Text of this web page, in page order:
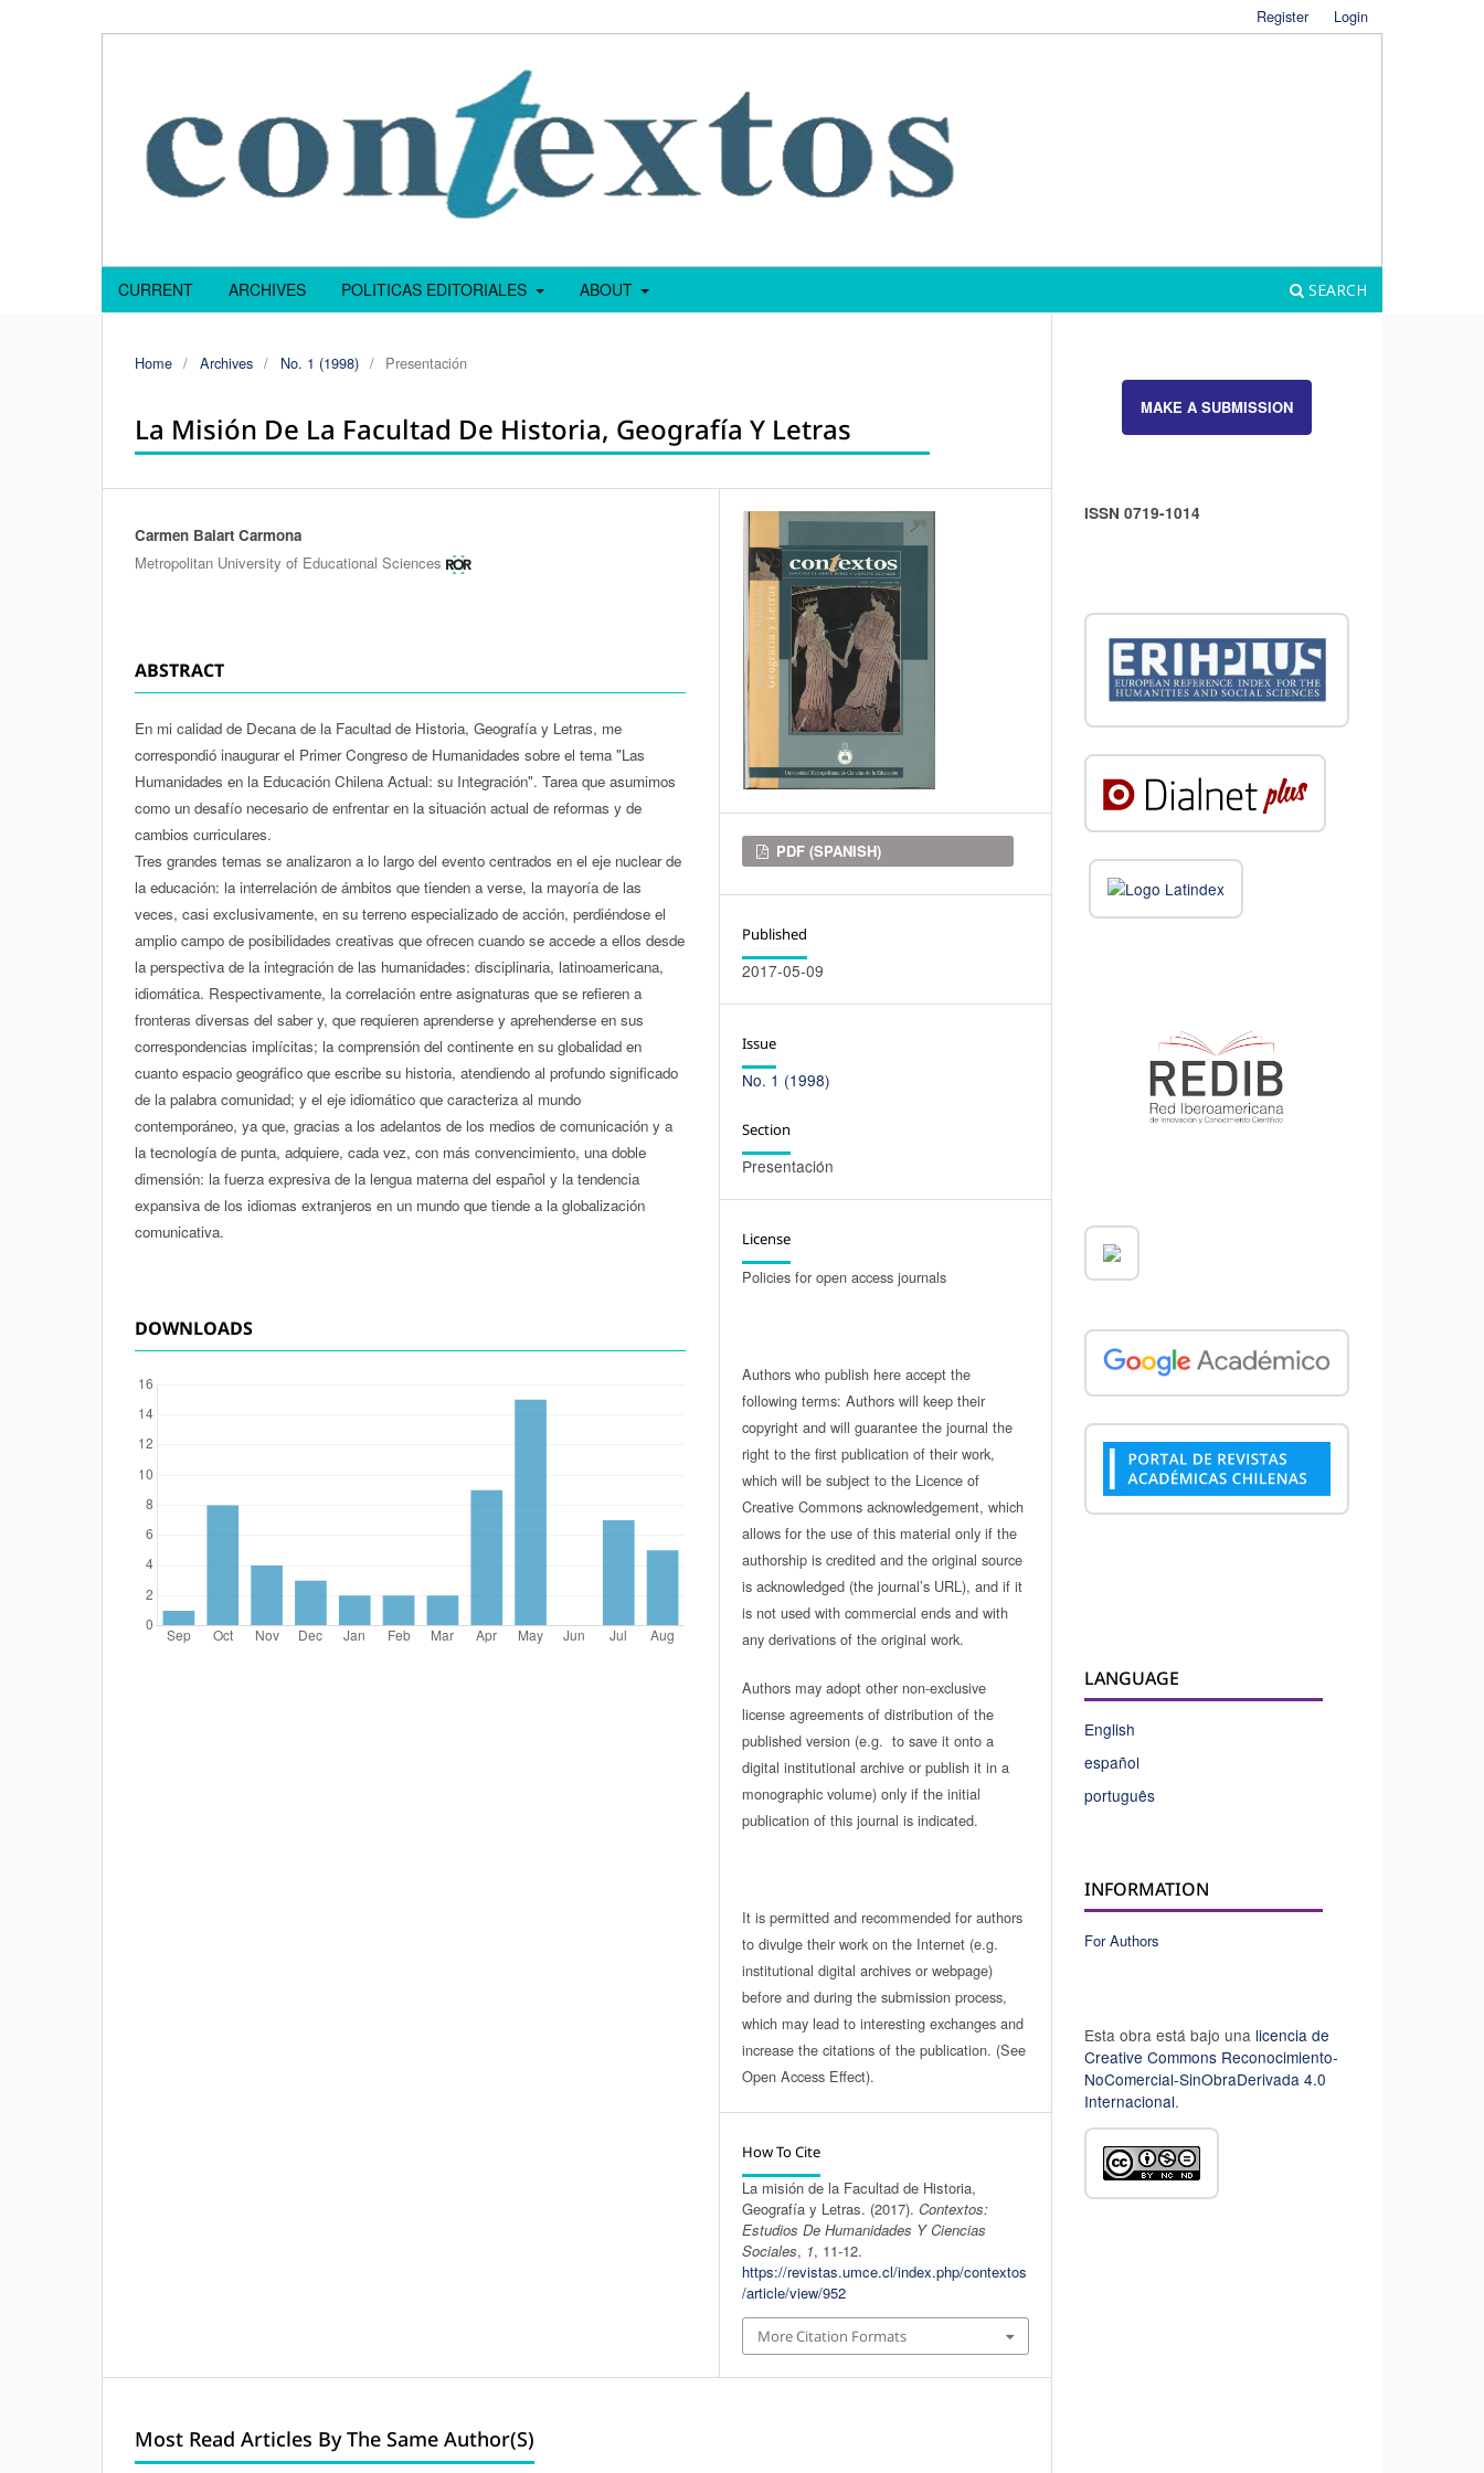
CURRENT ARCHIVES POLITICAS EDITORIALES ABOUT SEARCH
Register Login
Home / Archives / No. 1 (1998) / Presentación
La Misión De La Facultad De Historia, Geografía Y Letras
Authors
Carmen Balart Carmona
Metropolitan University of Educational Sciences
ABSTRACT
En mi calidad de Decana de la Facultad de Historia, Geografía y Letras, me
correspondió inaugurar el Primer Congreso de Humanidades sobre el tema "Las
Humanidades en la Educación Chilena Actual: su Integración". Tarea que asumimos
como un desafío necesario de enfrentar en la situación actual de reformas y de
cambios curriculares.
Tres grandes temas se analizaron a lo largo del evento centrados en el eje nuclear de
la educación: la interrelación de ámbitos que tienden a verse, la mayoría de las
veces, casi exclusivamente, en su terreno especializado de acción, perdiéndose el
amplio campo de posibilidades creativas que ofrecen cuando se accede a ellos desde
la perspectiva de la integración de las humanidades: disciplinaria, latinoamericana,
idiomática. Respectivamente, la correlación entre asignaturas que se refieren a
fronteras diversas del saber y, que requieren aprenderse y aprehenderse en sus
correspondencias implícitas; la comprensión del continente en su globalidad en
cuanto espacio geográfico que escribe su historia, atendiendo al profundo significado
de la palabra comunidad; y el eje idiomático que caracteriza al mundo
contemporáneo, ya que, gracias a los adelantos de los medios de comunicación y a
la tecnología de punta, adquiere, cada vez, con más convencimiento, una doble
dimensión: la fuerza expresiva de la lengua materna del español y la tendencia
expansiva de los idiomas extranjeros en un mundo que tiende a la globalización
comunicativa.
DOWNLOADS
Downloads
PDF (SPANISH)
Published
2017-05-09
Issue
No. 1 (1998)
Section
Presentación
License
Policies for open access journals
Authors who publish here accept the
following terms: Authors will keep their
copyright and will guarantee the journal the
right to the first publication of their work,
which will be subject to the Licence of
Creative Commons acknowledgement, which
allows for the use of this material only if the
authorship is credited and the original source
is acknowledged (the journal’s URL), and if it
is not used with commercial ends and with
any derivations of the original work.
Authors may adopt other non-exclusive
license agreements of distribution of the
published version (e.g. to save it onto a
digital institutional archive or publish it in a
monographic volume) only if the initial
publication of this journal is indicated.
It is permitted and recommended for authors
to divulge their work on the Internet (e.g.
institutional digital archives or webpage)
before and during the submission process,
which may lead to interesting exchanges and
increase the citations of the publication. (See
Open Access Effect).
How To Cite
La misión de la Facultad de Historia,
Geografía y Letras. (2017).Contextos:
Estudios De Humanidades Y Ciencias
Sociales, 1, 11-12.
https://revistas.umce.cl/index.php/contextos
/article/view/952
More Citation Formats
Most Read Articles By The Same Author(s)
MAKE A SUBMISSION
ISSN 0719-1014
LANGUAGE
English
español
português
INFORMATION
For Authors
Esta obra está bajo una licencia de
Creative Commons Reconocimiento-
NoComercial-SinObraDerivada 4.0
Internacional.